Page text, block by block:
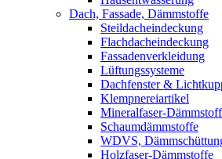
Dach, Fassade, Dämmstoffe
Steildacheindeckung
Flachdacheindeckung
Fassadenverkleidung
Lüftungssysteme
Dachfenster &
Klempnereiartikel
Mineralfaser-
Schaumdämmstoffe
WDVS,
Holzfaser-Dämmstoffe